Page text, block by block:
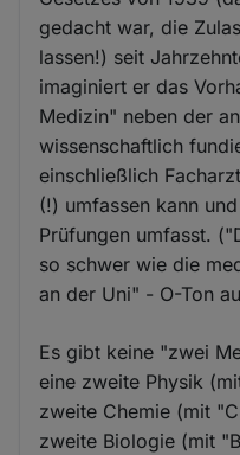
gedacht war, die
lassen!) seit
imaginiert er das
Medizin" neben der
wissenschaftlich
einschließlich
(!) umfassen kann
Prüfungen umfasst.
so schwer wie die
an der Uni" - O-Ton
Es gibt keine "zwei
eine zweite Physik
zweite Chemie (mit
zweite Biologie (mit